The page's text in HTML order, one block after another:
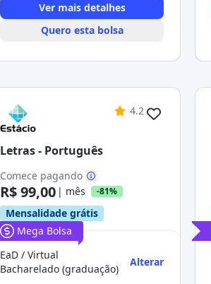
Ver mais detalhes
Quero esta bolsa
4.2
Letras - Português
Comece pagando
R$ 99,00 | mês -81%
Mensalidade grátis
Mega Bolsa
EaD / Virtual
Bacharelado (graduação)
Alterar